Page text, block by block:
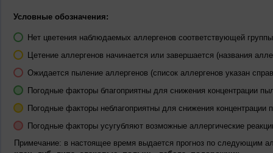
Условные обозначения:
Нет цветения наблюдаемых аллергенов соответствующей
Цетение аллергенов начинается или завершается (названия
Ожидается пыление аллергенов (список аллергенов указан
Погодные факторы благоприятны для снижения концентрации
Погодные факторы неблагоприятны для снижения концентрации
Погодные факторы усугубляют возможные аллергические
Примечание: в настоящее время выдается прогноз по следующим